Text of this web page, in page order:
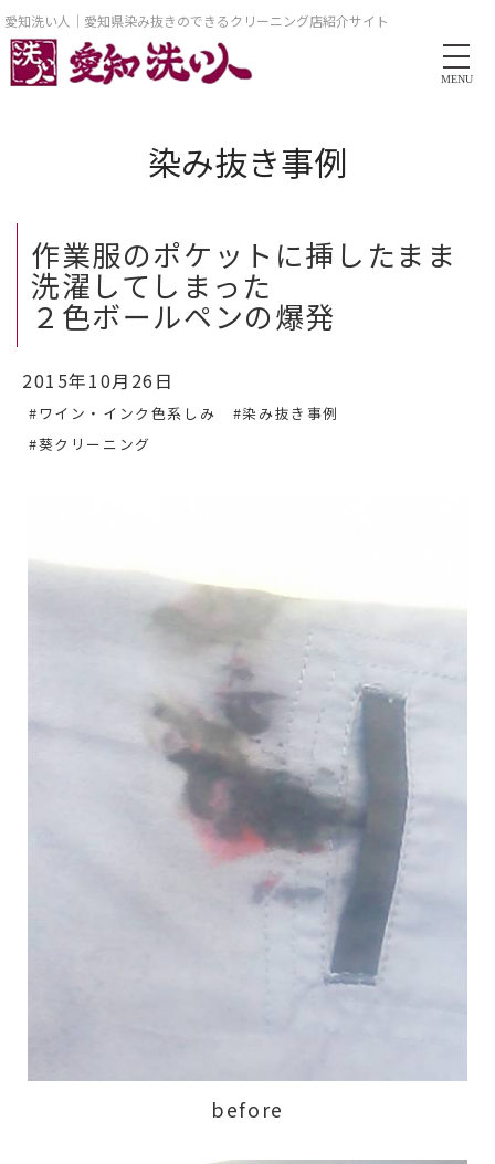
愛知洗い人｜愛知県染み抜きのできるクリーニング店紹介サイト
MENU
染み抜き事例
作業服のポケットに挿したまま
洗濯してしまった
２色ボールペンの爆発
2015年10月26日
#ワイン・インク色系しみ
#染み抜き事例
#葵クリーニング
before